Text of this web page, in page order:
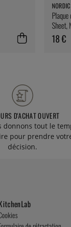
Sheet,
18 €
D'ACHAT OUVERT
donnons tout le
pour prendre
décision.